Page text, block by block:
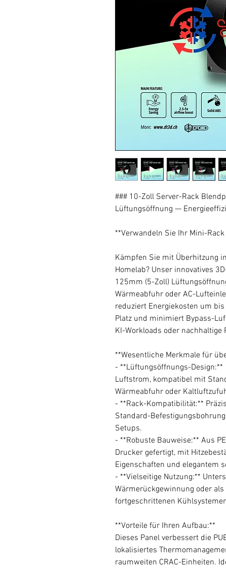
### 10-Zoll Server-Rack
Lüftungsöffnung —
**Verwandeln Sie Ihr Mini-
Kämpfen Sie mit Überhitzung
Homelab? Unser innovatives
125mm (5-Zoll)
Wärmeabfuhr oder AC-
reduziert Energiekosten um
Platz und minimiert Bypass-
KI-Workloads oder
**Wesentliche Merkmale für
- **Lüftungsöffnungs-
Luftstrom, kompatibel mit
Wärmeabfuhr oder
- **Rack-Kompatibilität:**
Standard-
Setups.
- **Robuste Bauweise:** Aus
Drucker gefertigt, mit
Eigenschaften und elegantem
- **Vielseitige Nutzung:**
Wärmerückgewinnung oder
fortgeschrittenen
**Vorteile für Ihren Aufbau:**
Dieses Panel verbessert die
lokalisiertes
raumweiten CRAC-Einheiten.